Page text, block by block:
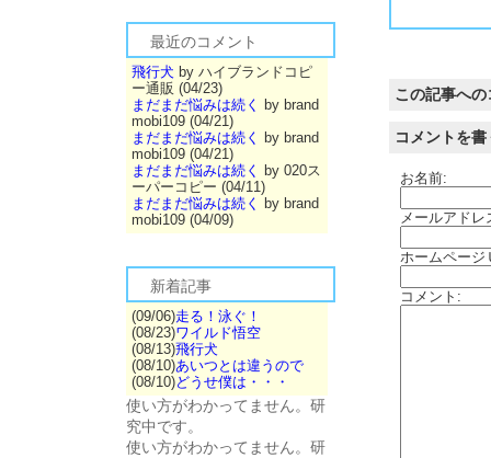
最近のコメント
飛行犬 by ハイブランドコピ
ー通販 (04/23)
まだまだ悩みは続く
by brand
mobi109 (04/21)
まだまだ悩みは続く
by brand
mobi109 (04/21)
まだまだ悩みは続く
by 020ス
ーパーコピー (04/11)
まだまだ悩みは続く
by brand
mobi109 (04/09)
新着記事
(09/06)走る！泳ぐ！
(08/23)ワイルド悟空
(08/13)飛行犬
(08/10)あいつとは違うので
(08/10)どうせ僕は・・・
使い方がわかってません。研
究中です。
使い方がわかってません。研
この記事への
コメントを書
お名前:
メールアド
ホームページ
コメント: